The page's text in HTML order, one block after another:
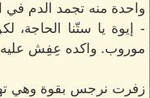
واحدة منه تجمد الدم في
- إيوة يا ستّنا الحاجة،
موروب. واكده عِفِش
زفرت نرجس بقوة وهي